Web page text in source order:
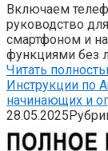
Включаем
руководство
смартфоном и
функциями без
Читать
Инструкции по
начинающих и
28.05.2025